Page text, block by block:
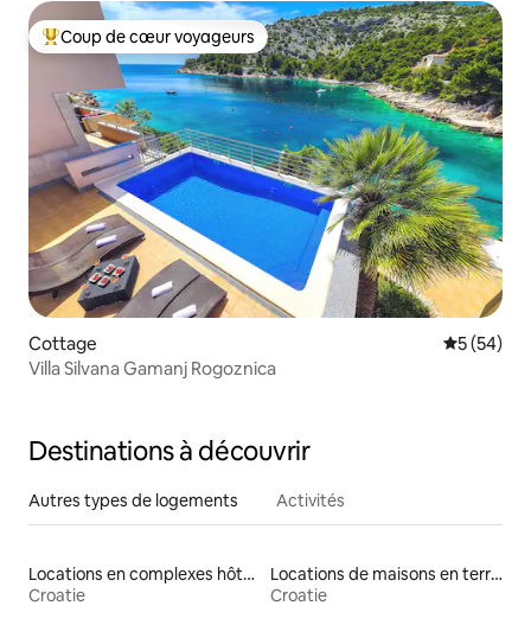
Coups de cœur voyageurs les plus appréciés
Coup de cœur voyageurs
Cottage
5 (54)
Villa Silvana Gamanj Rogoznica
Destinations à découvrir
Autres types de logements Activités
Locations en complexes hôteliers
Croatie
Locations de maisons en terre
Croatie